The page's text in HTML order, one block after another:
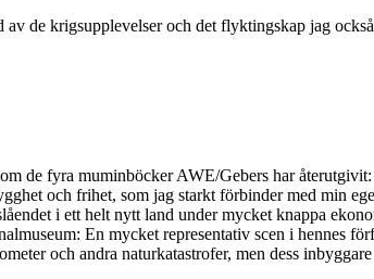
de krigsupplevelser och det flyktingskap jag
de fyra muminböcker AWE/Gebers har återutgivit:
och frihet, som jag starkt förbinder med min
i ett helt nytt land under mycket knappa
En mycket representativ scen i hennes
och andra naturkatastrofer, men dess